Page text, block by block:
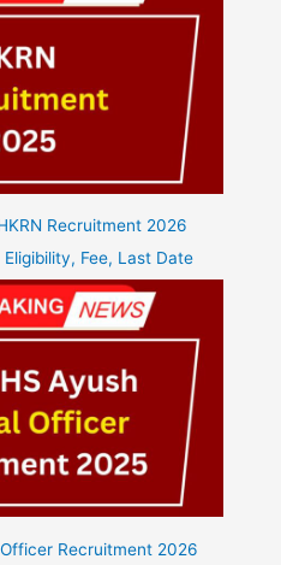
Recruitment 2026
Fee, Last Date
Recruitment 2026